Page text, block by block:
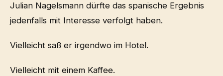
Julian Nagelsmann dürfte das spanische Ergebnis
jedenfalls mit Interesse verfolgt haben.
Vielleicht saß er irgendwo im Hotel.
Vielleicht mit einem Kaffee.